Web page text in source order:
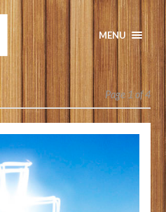
MENU
Page 1 of 4